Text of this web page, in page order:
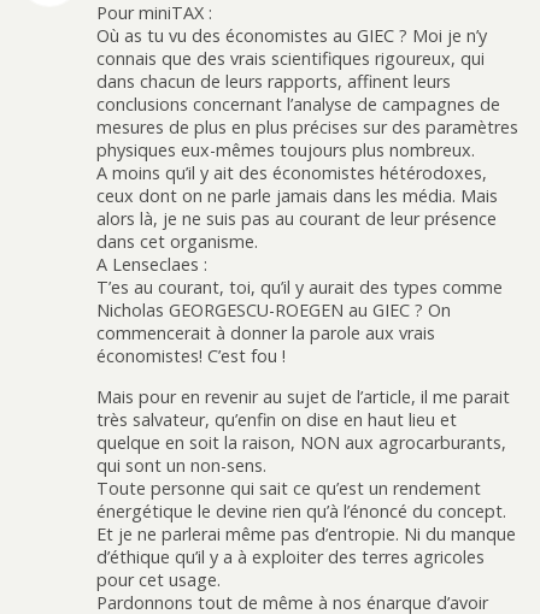
Pour miniTAX :
Où as tu vu des économistes au GIEC ? Moi je n’y
connais que des vrais scientifiques rigoureux, qui
dans chacun de leurs rapports, affinent leurs
conclusions concernant l’analyse de campagnes de
mesures de plus en plus précises sur des paramètres
physiques eux-mêmes toujours plus nombreux.
A moins qu’il y ait des économistes hétérodoxes,
ceux dont on ne parle jamais dans les média. Mais
alors là, je ne suis pas au courant de leur présence
dans cet organisme.
A Lenseclaes :
T’es au courant, toi, qu’il y aurait des types comme
Nicholas GEORGESCU-ROEGEN au GIEC ? On
commencerait à donner la parole aux vrais
économistes! C’est fou !
Mais pour en revenir au sujet de l’article, il me parait
très salvateur, qu’enfin on dise en haut lieu et
quelque en soit la raison, NON aux agrocarburants,
qui sont un non-sens.
Toute personne qui sait ce qu’est un rendement
énergétique le devine rien qu’à l’énoncé du concept.
Et je ne parlerai même pas d’entropie. Ni du manque
d’éthique qu’il y a à exploiter des terres agricoles
pour cet usage.
Pardonnons tout de même à nos énarque d’avoir